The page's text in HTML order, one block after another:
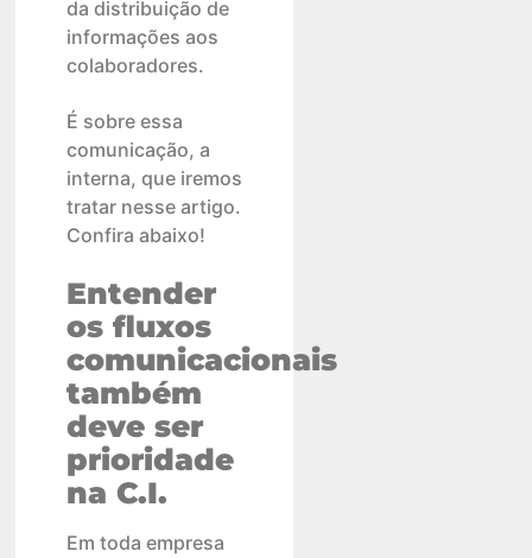
da distribuição de
informações aos
colaboradores.
É sobre essa
comunicação, a
interna, que iremos
tratar nesse artigo.
Confira abaixo!
Entender
os fluxos
comunicacionais
também
deve ser
prioridade
na C.I.
Em toda empresa